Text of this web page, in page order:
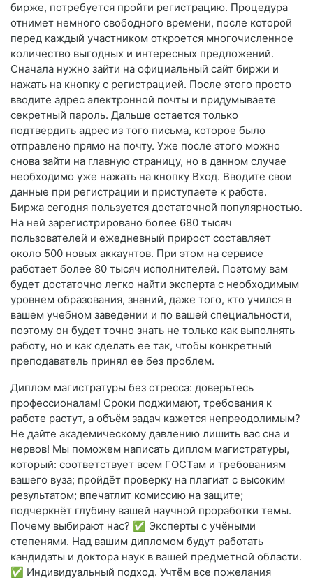
бирже, потребуется пройти регистрацию. Процедура
отнимет немного свободного времени, после которой
перед каждый участником откроется многочисленное
количество выгодных и интересных предложений.
Сначала нужно зайти на официальный сайт биржи и
нажать на кнопку с регистрацией. После этого просто
вводите адрес электронной почты и придумываете
секретный пароль. Дальше остается только
подтвердить адрес из того письма, которое было
отправлено прямо на почту. Уже после этого можно
снова зайти на главную страницу, но в данном случае
необходимо уже нажать на кнопку Вход. Вводите свои
данные при регистрации и приступаете к работе.
Биржа сегодня пользуется достаточной популярностью.
На ней зарегистрировано более 680 тысяч
пользователей и ежедневный прирост составляет
около 500 новых аккаунтов. При этом на сервисе
работает более 80 тысяч исполнителей. Поэтому вам
будет достаточно легко найти эксперта с необходимым
уровнем образования, знаний, даже того, кто учился в
вашем учебном заведении и по вашей специальности,
поэтому он будет точно знать не только как выполнять
работу, но и как сделать ее так, чтобы конкретный
преподаватель принял ее без проблем.
Диплом магистратуры без стресса: доверьтесь
профессионалам! Сроки поджимают, требования к
работе растут, а объём задач кажется непреодолимым?
Не дайте академическому давлению лишить вас сна и
нервов! Мы поможем написать диплом магистратуры,
который: соответствует всем ГОСТам и требованиям
вашего вуза; пройдёт проверку на плагиат с высоким
результатом; впечатлит комиссию на защите;
подчеркнёт глубину вашей научной проработки темы.
Почему выбирают нас? ✅ Эксперты с учёными
степенями. Над вашим дипломом будут работать
кандидаты и доктора наук в вашей предметной области.
✅ Индивидуальный подход. Учтём все пожелания